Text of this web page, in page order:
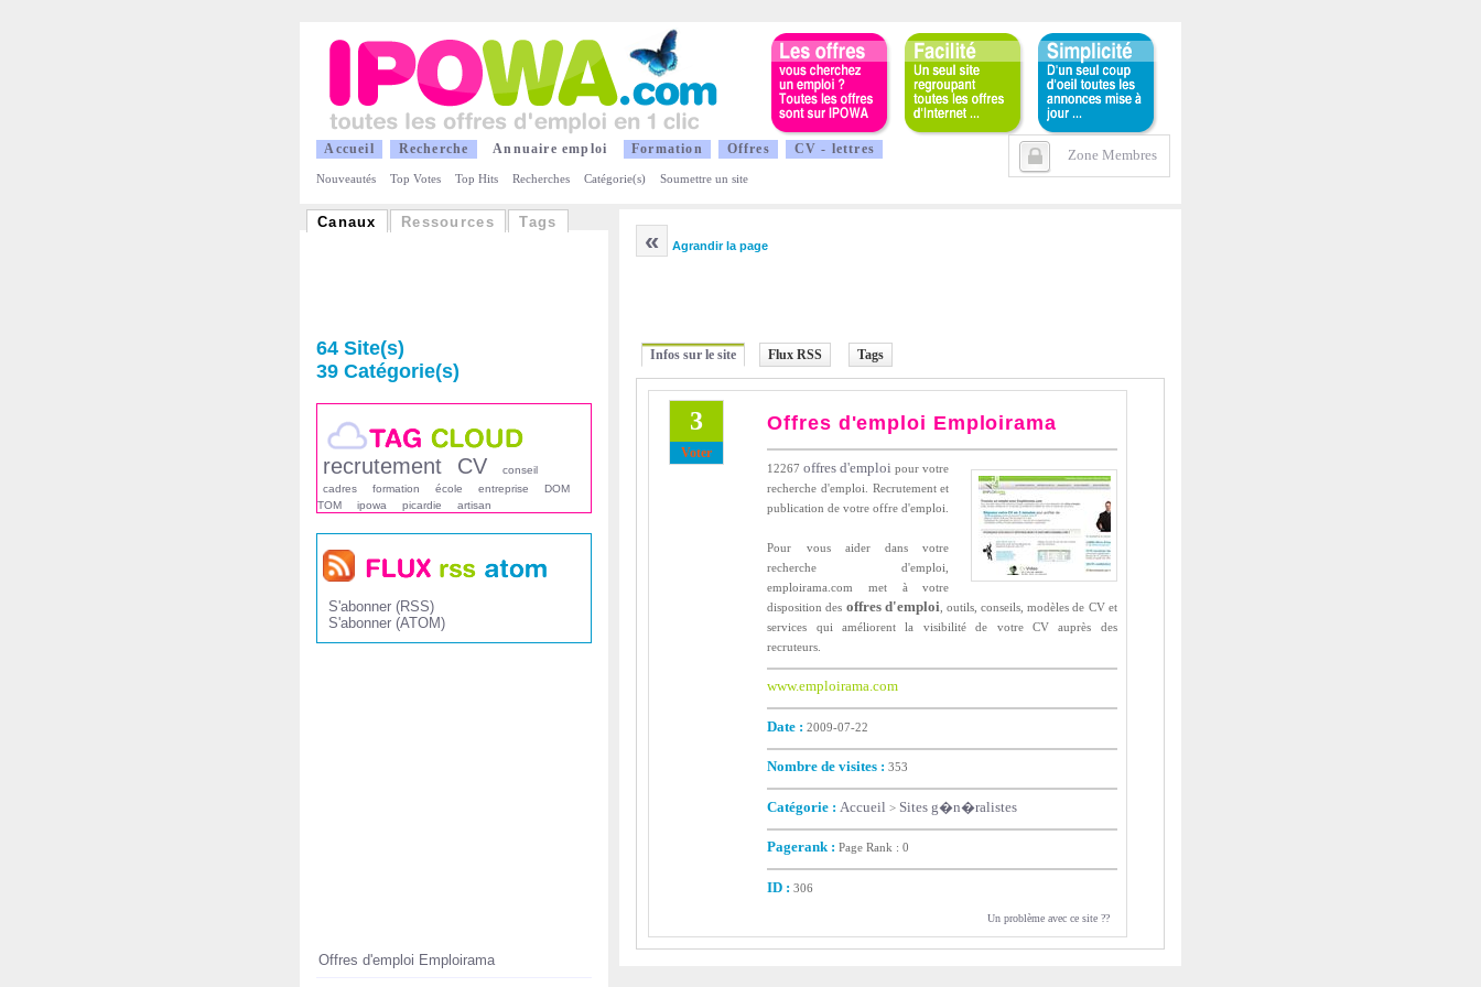
A ccueil Recherche Annuaire emploi Formation Offres CV - lettres
Nouveautés Top Votes Top Hits Recherches Catégorie(s) Soumettre un site
Zone Membres
Canaux Ressources Tags
64 Site(s)
39 Catégorie(s)
recrutement CV
conseil
cadres
formation école entreprise
DOM
TOM
ipowa picardie artisan
S'abonner (RSS)
S'abonner (ATOM)
Offres d'emploi Emploirama
« Agrandir la page
Infos sur le site Flux RSS Tags
3
Voter
Offres d'emploi Emploirama
12267offres d'emploi pour votre
recherche d'emploi. Recrutement et
publication de votre offre d'emploi.
Pour vous aider dans votre
recherche d'emploi,
emploirama.com met à votre
disposition des offres d'emploi , outils, conseils, modèles de CV et
services qui améliorent la visibilité de votre CV auprès des
recruteurs.
www.emploirama.com
Date :2009-07-22
Nombre de visites :353
Catégorie : Accueil > Sites g�n�ralistes
Pagerank :Page Rank : 0
ID :306
Un problème avec ce site ??